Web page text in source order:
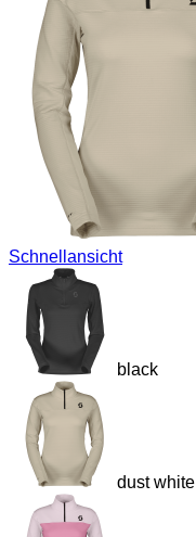
Schnellansicht
black
dust white